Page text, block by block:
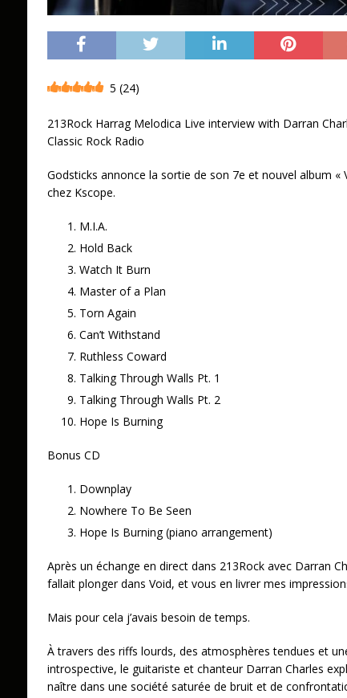
5 (24)
213Rock Harrag Melodica Live interview with Darran
Classic Rock Radio
Godsticks annonce la sortie de son 7e et nouvel album «
chez Kscope.
M.I.A.
Hold Back
Watch It Burn
Master of a Plan
Torn Again
Can’t Withstand
Ruthless Coward
Talking Through Walls Pt. 1
Talking Through Walls Pt. 2
Hope Is Burning
Bonus CD
Downplay
Nowhere To Be Seen
Hope Is Burning (piano arrangement)
Après un échange en direct dans 213Rock avec Darran
fallait plonger dans Void, et vous en livrer mes
Mais pour cela j’avais besoin de temps.
À travers des riffs lourds, des atmosphères tendues et
introspective, le guitariste et chanteur Darran Charles
naître dans une société saturée de bruit et de